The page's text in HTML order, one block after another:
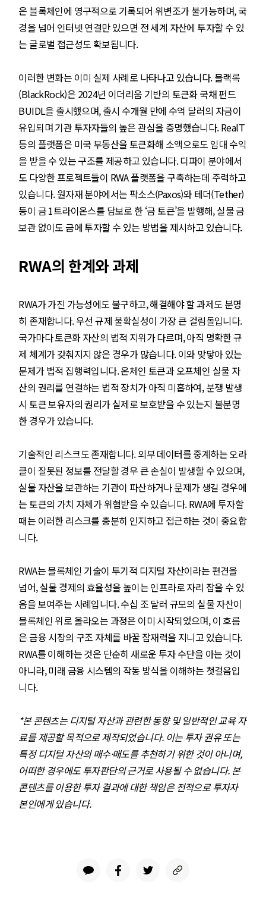
은 블록체인에 영구적으로 기록되어 위변조가 불가능하며, 국
경을 넘어 인터넷 연결만 있으면 전 세계 자산에 투자할 수 있
는 글로벌 접근성도 확보됩니다.
이러한 변화는 이미 실제 사례로 나타나고 있습니다. 블랙록
(BlackRock)은 2024년 이더리움 기반의 토큰화 국채 펀드
BUIDL을 출시했으며, 출시 수개월 만에 수억 달러의 자금이
유입되며 기관 투자자들의 높은 관심을 증명했습니다. RealT
등의 플랫폼은 미국 부동산을 토큰화해 소액으로도 임대 수익
을 받을 수 있는 구조를 제공하고 있습니다. 디파이 분야에서
도 다양한 프로젝트들이 RWA 플랫폼을 구축하는데 주력하고
있습니다. 원자재 분야에서는 팍소스(Paxos)와 테더(Tether)
등이 금 1트라이온스를 담보로 한 ‘금 토큰’을 발행해, 실물 금
보관 없이도 금에 투자할 수 있는 방법을 제시하고 있습니다.
RWA의 한계와 과제
RWA가 가진 가능성에도 불구하고, 해결해야 할 과제도 분명
히 존재합니다. 우선 규제 불확실성이 가장 큰 걸림돌입니다.
국가마다 토큰화 자산의 법적 지위가 다르며, 아직 명확한 규
제 체계가 갖춰지지 않은 경우가 많습니다. 이와 맞닿아 있는
문제가 법적 집행력입니다. 온체인 토큰과 오프체인 실물 자
산의 권리를 연결하는 법적 장치가 아직 미흡하여, 분쟁 발생
시 토큰 보유자의 권리가 실제로 보호받을 수 있는지 불분명
한 경우가 있습니다.
기술적인 리스크도 존재합니다. 외부 데이터를 중계하는 오라
클이 잘못된 정보를 전달할 경우 큰 손실이 발생할 수 있으며,
실물 자산을 보관하는 기관이 파산하거나 문제가 생길 경우에
는 토큰의 가치 자체가 위협받을 수 있습니다. RWA에 투자할
때는 이러한 리스크를 충분히 인지하고 접근하는 것이 중요합
니다.
RWA는 블록체인 기술이 투기적 디지털 자산이라는 편견을
넘어, 실물 경제의 효율성을 높이는 인프라로 자리 잡을 수 있
음을 보여주는 사례입니다. 수십 조 달러 규모의 실물 자산이
블록체인 위로 올라오는 과정은 이미 시작되었으며, 이 흐름
은 금융 시장의 구조 자체를 바꿀 잠재력을 지니고 있습니다.
RWA를 이해하는 것은 단순히 새로운 투자 수단을 아는 것이
아니라, 미래 금융 시스템의 작동 방식을 이해하는 첫걸음입
니다.
*본 콘텐츠는 디지털 자산과 관련한 동향 및 일반적인 교육 자
료를 제공할 목적으로 제작되었습니다. 이는 투자 권유 또는
특정 디지털 자산의 매수·매도를 추천하기 위한 것이 아니며,
어떠한 경우에도 투자판단의 근거로 사용될 수 없습니다. 본
콘텐츠를 이용한 투자 결과에 대한 책임은 전적으로 투자자
본인에게 있습니다.